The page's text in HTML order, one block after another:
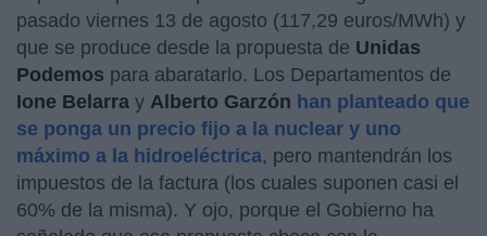
pasado viernes 13 de agosto (117,29 euros/MWh) y
que se produce desde la propuesta de Unidas
Podemos para abaratarlo. Los Departamentos de
Ione Belarra y Alberto Garzón han planteado que
se ponga un precio fijo a la nuclear y uno
máximo a la hidroeléctrica, pero mantendrán los
impuestos de la factura (los cuales suponen casi el
60% de la misma). Y ojo, porque el Gobierno ha